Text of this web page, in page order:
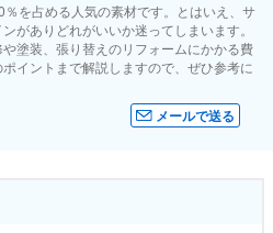
を占める人気の素材です。とはいえ、サ
がありどれがいいか迷ってしまいます。
塗装、張り替えのリフォームにかかる費
イントまで解説しますので、ぜひ参考に
メールで送る